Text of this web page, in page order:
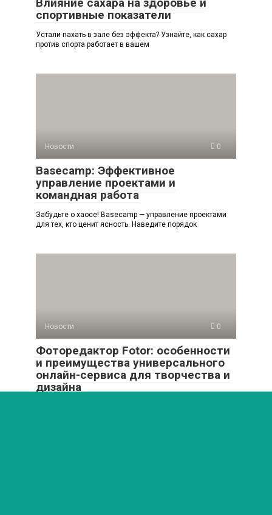
спортивные показатели
Устали пахать в зале без эффекта? Узнайте, как сахар
против спорта работает в вашем
Новости 0
Basecamp: Эффективное
управление проектами и
командная работа
Забудьте о хаосе! Basecamp — управление проектами
для тех, кто ценит ясность. Наведите порядок
Новости 0
Фоторедактор Fotor: особенности
и преимущества универсального
онлайн-сервиса для творчества и
дизайна